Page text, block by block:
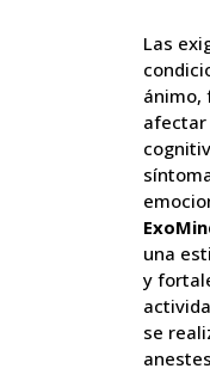
Las
ánimo,
afectar
una
y
se